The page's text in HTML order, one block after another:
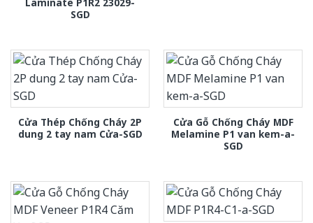
SGD
Cửa Thép Chống Cháy 2P
dung 2 tay nam Cửa-SGD
Cửa Gỗ Chống Cháy MDF
Melamine P1 van kem-a-
SGD